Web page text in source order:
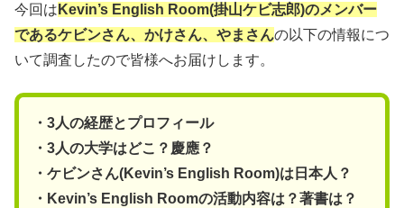
今回は Kevin’s English Room(掛山ケビ志郎)のメンバー
であるケビンさん、かけさん、やまさんの以下の情報につ
いて調査したので皆様へお届けします。
・3人の経歴とプロフィール
・3人の大学はどこ？慶應？
・ケビンさん(Kevin’s English Room)は日本人？
・Kevin’s English Roomの活動内容は？著書は？